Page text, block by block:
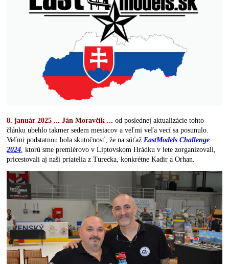
8. január 2025 ... Ján Moravčík ...od poslednej aktualizácie tohto
článku ubehlo takmer sedem mesiacov a veľmi veľa vecí sa posunulo.
Veľmi podstatnou bola skutočnosť, že na súťažEastModels Challenge
2024, ktorú sme premiérovo v Liptovskom Hrádku v lete zorganizovali,
pricestovali aj naši priatelia z Turecka, konkrétne Kadir a Orhan.